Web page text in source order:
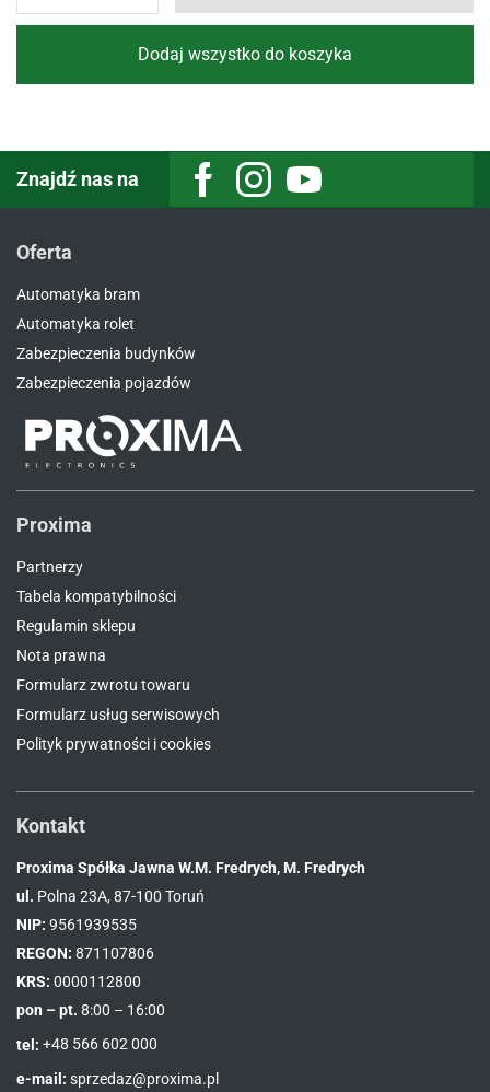
Dodaj wszystko do koszyka
Znajdź nas na
Oferta
Automatyka bram
Automatyka rolet
Zabezpieczenia budynków
Zabezpieczenia pojazdów
Proxima
Partnerzy
Tabela kompatybilności
Regulamin sklepu
Nota prawna
Formularz zwrotu towaru
Formularz usług serwisowych
Polityk prywatności i cookies
Kontakt
Proxima Spółka Jawna W.M. Fredrych, M. Fredrych
ul. Polna 23A, 87-100 Toruń
NIP: 9561939535
REGON: 871107806
KRS: 0000112800
pon – pt. 8:00 – 16:00
tel: +48 566 602 000
e-mail: sprzedaz@proxima.pl